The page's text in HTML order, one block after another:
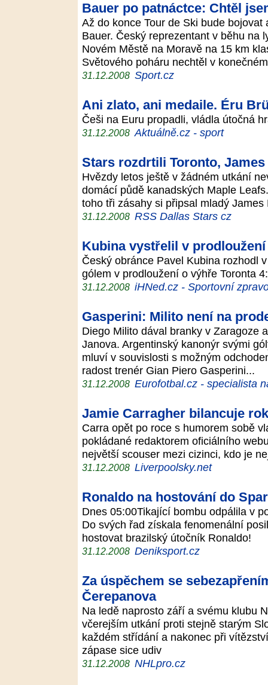
Bauer po patnáctce: Chtěl
Až do konce Tour de Ski bude
Bauer. Český reprezentant v běhu na
Novém Městě na Moravě na 15 km
Světového poháru nechtěl v
31.12.2008 Sport.cz
Ani zlato, ani medaile. Éru
Češi na Euru propadli, vládla útočná
31.12.2008 Aktuálně.cz - sport
Stars rozdrtili Toronto,
Hvězdy letos ještě v žádném utkání
domácí půdě kanadských Maple
toho tři zásahy si připsal mladý
31.12.2008 RSS Dallas Stars cz
Kubina vystřelil v
Český obránce Pavel Kubina rozhodl
gólem v prodloužení o výhře Toronta
31.12.2008 iHNed.cz - Sportovní
Gasperini: Milito není na
Diego Milito dával branky v Zaragoze
Janova. Argentinský kanonýr svými
mluví v souvislosti s možným
radost trenér Gian Piero Gasperini...
31.12.2008 Eurofotbal.cz - specialista
Jamie Carragher bilancuje
Carra opět po roce s humorem sobě
pokládané redaktorem oficiálního
největší scouser mezi cizinci, kdo je
31.12.2008 Liverpoolsky.net
Ronaldo na hostování do
Dnes 05:00Tikající bombu odpálila v
Do svých řad získala fenomenální
hostovat brazilský útočník Ronaldo!
31.12.2008 Deniksport.cz
Za úspěchem se
Čerepanova
Na ledě naprosto září a svému klubu
včerejším utkání proti stejně starým
každém střídání a nakonec při
zápase sice udiv
31.12.2008 NHLpro.cz